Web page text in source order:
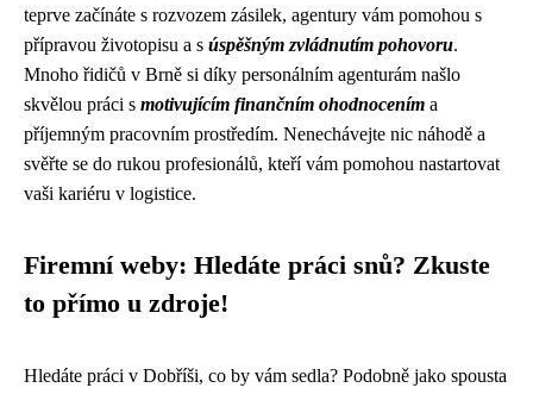
teprve začínáte s rozvozem zásilek, agentury vám pomohou s
přípravou životopisu a s úspěšným zvládnutím pohovoru.
Mnoho řidičů v Brně si díky personálním agenturám našlo
skvělou práci s motivujícím finančním ohodnocením a
příjemným pracovním prostředím. Nenechávejte nic náhodě a
svěřte se do rukou profesionálů, kteří vám pomohou nastartovat
vaši kariéru v logistice.
Firemní weby: Hledáte práci snů? Zkuste
to přímo u zdroje!
Hledáte práci v Dobříši, co by vám sedla? Podobně jako spousta